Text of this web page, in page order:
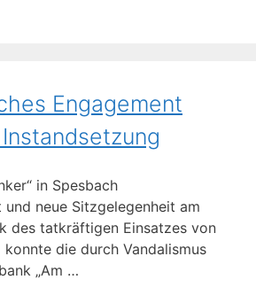
Engagement
in Spesbach
neue Sitzgelegenheit am
des tatkräftigen Einsatzes von
konnte die durch Vandalismus
„Am …